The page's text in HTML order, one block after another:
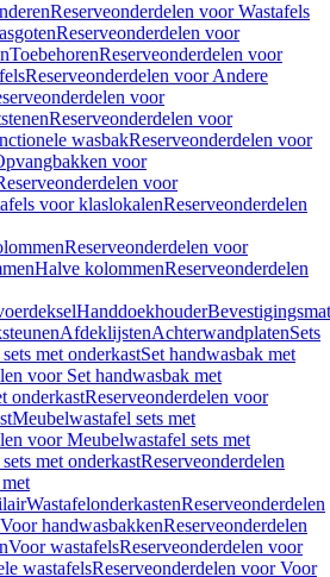
Reserveonderdelen voor Wastafels
Reserveonderdelen voor
ToebehorenReserveonderdelen voor
Reserveonderdelen voor Andere
voor
Reserveonderdelen voor
wasbakReserveonderdelen voor
voor
voor
voor klaslokalenReserveonderdelen
Reserveonderdelen voor
Halve kolommenReserveonderdelen
Handdoekhouder
AfdeklijstenAchterwandplatenSets
met onderkastSet handwasbak met
voor Set handwasbak met
onderkastReserveonderdelen voor
Meubelwastafel sets met
voor Meubelwastafel sets met
met onderkastReserveonderdelen
WastafelonderkastenReserveonderdelen
Voor handwasbakkenReserveonderdelen
Voor wastafelsReserveonderdelen voor
wastafelsReserveonderdelen voor Voor